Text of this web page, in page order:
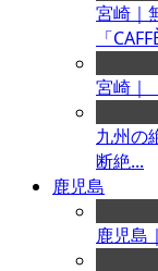
宮崎｜
「
宮崎｜
九州の
断絶...
鹿児島
鹿児島